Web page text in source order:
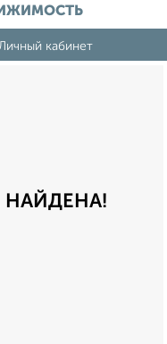
кабинет
НАЙДЕНА!